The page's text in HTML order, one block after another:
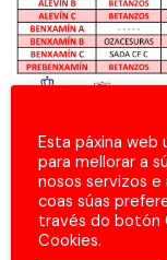
Esta páxina web
para mellorar a
nosos servizos
coas súas
través do botón
Cookies.